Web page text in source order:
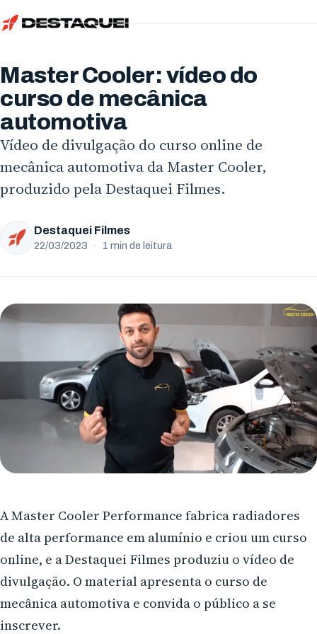
Início
Vídeo de Produto
Vídeo de Animação
Vídeo com IA
Evento Corporativo
Todos os serviços
Sobre
Localidades
Paraná
Curitiba
Londrina
Ponta Grossa
Guarapuava
Cascavel
Foz do Iguaçu
Francisco Beltrão
São José dos Pinhais
Colombo
Araucária
Estados Unidos
San Francisco
Blog
Trabalhe Conosco
Freelancer
Locutores
Envie seu currículo
Master Cooler: vídeo do
curso de mecânica
automotiva
Vídeo de divulgação do curso online de
mecânica automotiva da Master Cooler,
produzido pela Destaquei Filmes.
Destaquei Filmes
22/03/2023 · 1 min de leitura
A Master Cooler Performance fabrica radiadores
de alta performance em alumínio e criou um curso
online, e a Destaquei Filmes produziu o vídeo de
divulgação. O material apresenta o curso de
mecânica automotiva e convida o público a se
inscrever.